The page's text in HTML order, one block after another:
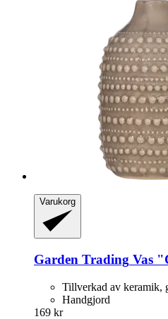
Varukorg
Garden Trading Vas
Tillverkad av keramik,
Handgjord
169 kr